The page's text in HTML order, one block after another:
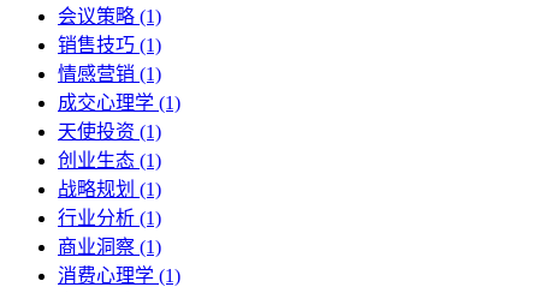
会议策略 (1)
销售技巧 (1)
情感营销 (1)
成交心理学 (1)
天使投资 (1)
创业生态 (1)
战略规划 (1)
行业分析 (1)
商业洞察 (1)
消费心理学 (1)